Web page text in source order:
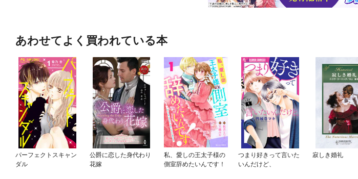
あわせてよく買われている本
パーフェクトスキャン
ダル
公爵に恋した身代わり
花嫁
私、愛しの王太子様の
側室辞めたいんです！
つまり好きって言いた
いんだけど、
寂しき婚礼